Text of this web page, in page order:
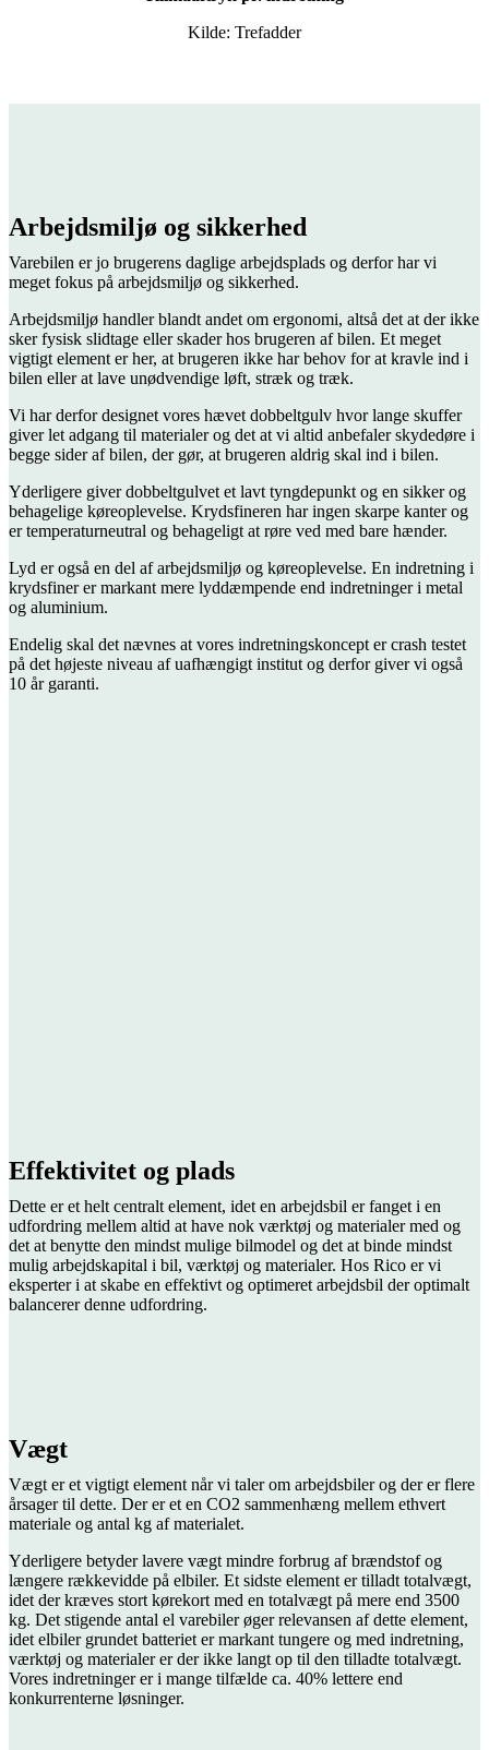
Kilde: Trefadder
Arbejdsmiljø og sikkerhed
Varebilen er jo brugerens daglige arbejdsplads og derfor har vi
meget fokus på arbejdsmiljø og sikkerhed.
Arbejdsmiljø handler blandt andet om ergonomi, altså det at der ikke
sker fysisk slidtage eller skader hos brugeren af bilen. Et meget
vigtigt element er her, at brugeren ikke har behov for at kravle ind i
bilen eller at lave unødvendige løft, stræk og træk.
Vi har derfor designet vores hævet dobbeltgulv hvor lange skuffer
giver let adgang til materialer og det at vi altid anbefaler skydedøre i
begge sider af bilen, der gør, at brugeren aldrig skal ind i bilen.
Yderligere giver dobbeltgulvet et lavt tyngdepunkt og en sikker og
behagelige køreoplevelse. Krydsfineren har ingen skarpe kanter og
er temperaturneutral og behageligt at røre ved med bare hænder.
Lyd er også en del af arbejdsmiljø og køreoplevelse. En indretning i
krydsfiner er markant mere lyddæmpende end indretninger i metal
og aluminium.
Endelig skal det nævnes at vores indretningskoncept er crash testet
på det højeste niveau af uafhængigt institut og derfor giver vi også
10 år garanti.
Effektivitet og plads
Dette er et helt centralt element, idet en arbejdsbil er fanget i en
udfordring mellem altid at have nok værktøj og materialer med og
det at benytte den mindst mulige bilmodel og det at binde mindst
mulig arbejdskapital i bil, værktøj og materialer. Hos Rico er vi
eksperter i at skabe en effektivt og optimeret arbejdsbil der optimalt
balancerer denne udfordring.
Vægt
Vægt er et vigtigt element når vi taler om arbejdsbiler og der er flere
årsager til dette. Der er et en CO2 sammenhæng mellem ethvert
materiale og antal kg af materialet.
Yderligere betyder lavere vægt mindre forbrug af brændstof og
længere rækkevidde på elbiler. Et sidste element er tilladt totalvægt,
idet der kræves stort kørekort med en totalvægt på mere end 3500
kg. Det stigende antal el varebiler øger relevansen af dette element,
idet elbiler grundet batteriet er markant tungere og med indretning,
værktøj og materialer er der ikke langt op til den tilladte totalvægt.
Vores indretninger er i mange tilfælde ca. 40% lettere end
konkurrenterne løsninger.